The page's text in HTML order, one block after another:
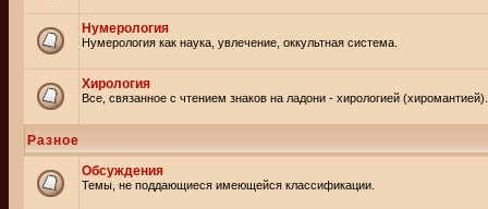
Нумерология
Нумерология как наука, увлечение, оккультная система.
Хирология
Все, связанное с чтением знаков на ладони - хирологией (хиромантией).
Разное
Обсуждения
Темы, не поддающиеся имеющейся классификации.